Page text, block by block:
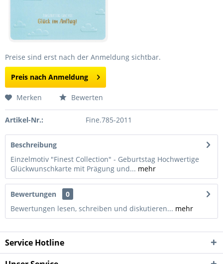
Preise sind erst nach der Anmeldung sichtbar.
Preis nach Anmeldung
Merken Bewerten
Artikel-Nr.: Fine.785-2011
Beschreibung
Einzelmotiv "Finest Collection" - Geburtstag Hochwertige
Glückwunschkarte mit Prägung und... mehr
Bewertungen
0
Bewertungen lesen, schreiben und diskutieren... mehr
Service Hotline